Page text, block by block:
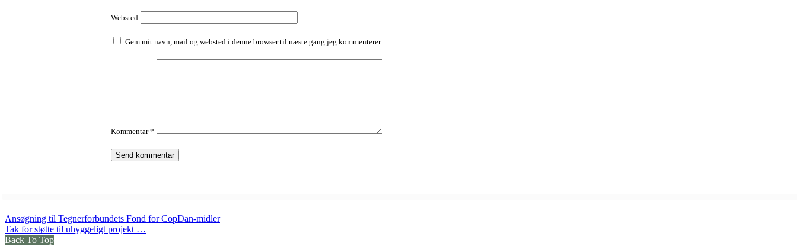
Websted
Gem mit navn, mail og websted i denne browser til næste gang jeg kommenterer.
Kommentar*
Ansøgning til Tegnerforbundets Fond for CopDan-midler
Tak for støtte til uhyggeligt projekt …
Back To Top